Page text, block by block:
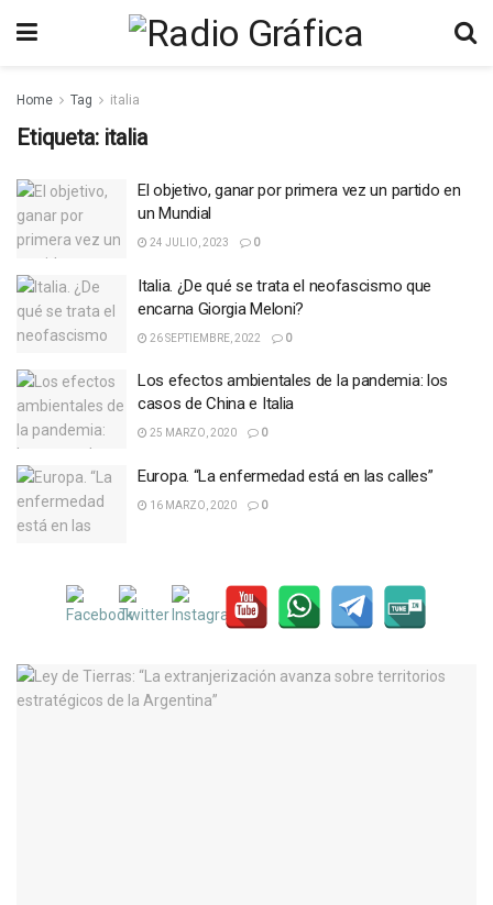
Home Tag italia
Etiqueta: italia
El objetivo, ganar por primera vez un partido en
un Mundial
24 JULIO, 2023 0
Italia. ¿De qué se trata el neofascismo que
encarna Giorgia Meloni?
26 SEPTIEMBRE, 2022 0
Los efectos ambientales de la pandemia: los
casos de China e Italia
25 MARZO, 2020 0
Europa. “La enfermedad está en las calles”
16 MARZO, 2020 0